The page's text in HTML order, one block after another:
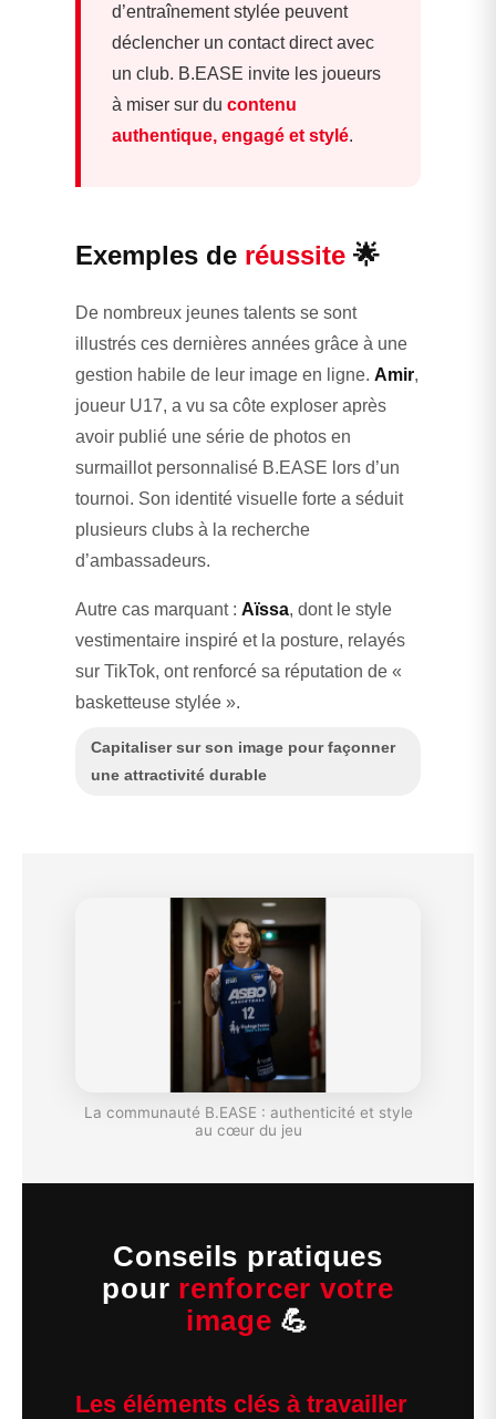
d’entraînement stylée peuvent
déclencher un contact direct avec
un club. B.EASE invite les joueurs
à miser sur du contenu
authentique, engagé et stylé.
Exemples de réussite 🌟
De nombreux jeunes talents se sont
illustrés ces dernières années grâce à une
gestion habile de leur image en ligne. Amir,
joueur U17, a vu sa côte exploser après
avoir publié une série de photos en
surmaillot personnalisé B.EASE lors d’un
tournoi. Son identité visuelle forte a séduit
plusieurs clubs à la recherche
d’ambassadeurs.
Autre cas marquant : Aïssa, dont le style
vestimentaire inspiré et la posture, relayés
sur TikTok, ont renforcé sa réputation de «
basketteuse stylée ».
Capitaliser sur son image pour façonner
une attractivité durable
La communauté B.EASE : authenticité et style
au cœur du jeu
Conseils pratiques
pour renforcer votre
image 💪
Les éléments clés à travailler